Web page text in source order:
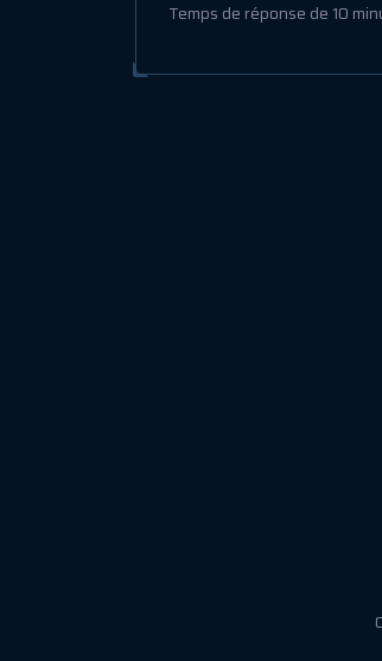
Temps de réponse de 10